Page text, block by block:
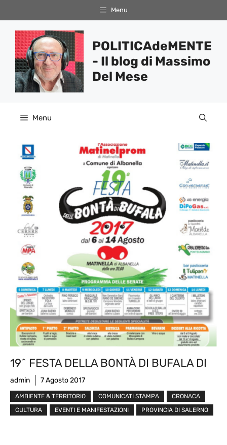
al
contenuto
Menu
POLITICAdeMENTE
- Il blog di Massimo
Del Mese
Menu
19^ FESTA DELLA BONTÀ DI BUFALA DI
admin 7 Agosto 2017
AMBIENTE & TERRITORIO COMUNICATI STAMPA
CRONACA
CULTURA
EVENTI E MANIFESTAZIONI PROVINCIA DI SALERNO